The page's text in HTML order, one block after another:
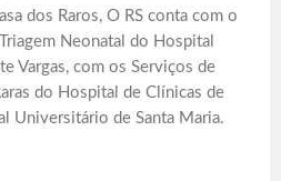
dos Raros, O RS conta com o
Neonatal do Hospital
Vargas, com os Serviços de
do Hospital de Clínicas de
Universitário de Santa Maria.